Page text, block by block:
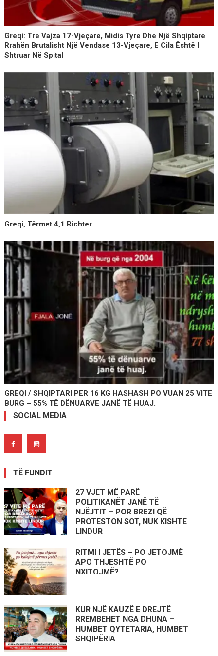
Greqi: Tre Vajza 17-Vjeçare, Midis Tyre Dhe Një Shqiptare
Rrahën Brutalisht Një Vendase 13-Vjeçare, E Cila Është I
Shtruar Në Spital
Greqi, Tërmet 4,1 Richter
GREQI / SHQIPTARI PËR 16 KG HASHASH PO VUAN 25 VITE
BURG – 55% TË DËNUARVE JANË TË HUAJ.
SOCIAL MEDIA
TË FUNDIT
27 VJET MË PARË
POLITIKANËT JANË TË
NJËJTIT – POR BREZI QË
PROTESTON SOT, NUK KISHTE
LINDUR
RITMI I JETËS – PO JETOJMË
APO THJESHTË PO
NXITOJMË?
KUR NJË KAUZË E DREJTË
RRËMBEHET NGA DHUNA –
HUMBET QYTETARIA, HUMBET
SHQIPËRIA